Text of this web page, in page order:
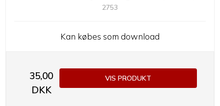
2753
Kan købes som download
35,00
DKK
VIS PRODUKT